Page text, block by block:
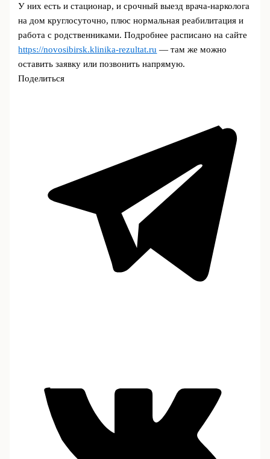
У них есть и стационар, и срочный выезд врача-нарколога
на дом круглосуточно, плюс нормальная реабилитация и
работа с родственниками. Подробнее расписано на сайте
https://novosibirsk.klinika-rezultat.ru — там же можно
оставить заявку или позвонить напрямую.
Поделиться